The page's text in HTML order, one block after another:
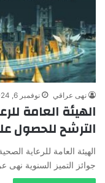
نهى عراقي نوفمبر 6, 2024
الهيئة العامة
الترشح للحصول
الهيئة العامة للرعاية
جوائز التميز السنوية نهى